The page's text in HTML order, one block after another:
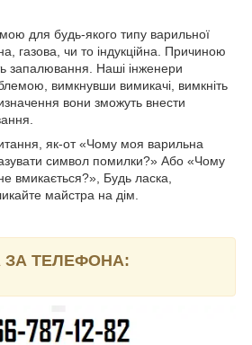
для будь-якого типу варильної
газова, чи то індукційна. Причиною
запалювання. Наші інженери
вимкнувши вимикачі, вимкніть
вони зможуть внести
як-от«Чому моя варильна
символ помилки?» Або «Чому
вмикається?», Будь ласка,
майстра на дім.
ЗА ТЕЛЕФОНА: